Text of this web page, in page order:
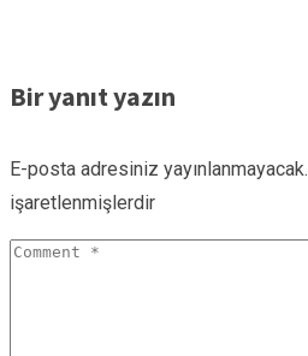
Bir yanıt yazın
E-posta adresiniz yayınlanmayacak.
işaretlenmişlerdir